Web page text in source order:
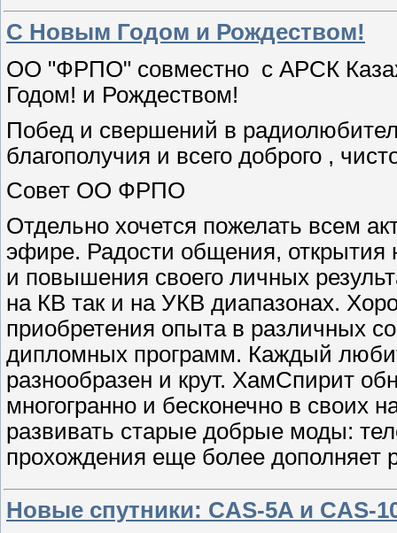
С Новым Годом и Рождеством!
ОО "ФРПО" совместно с АРСК
Годом! и Рождеством!
Побед и свершений в
благополучия и всего доброго ,
Совет ОО ФРПО
Отдельно хочется пожелать всем
эфире. Радости общения, открытия
и повышения своего личных
на КВ так и на УКВ диапазонах.
приобретения опыта в различных
дипломных программ. Каждый
разнообразен и крут. ХамСпирит
многогранно и бесконечно в своих
развивать старые добрые моды:
прохождения еще более дополняет
Новые спутники: CAS-5A и CAS-